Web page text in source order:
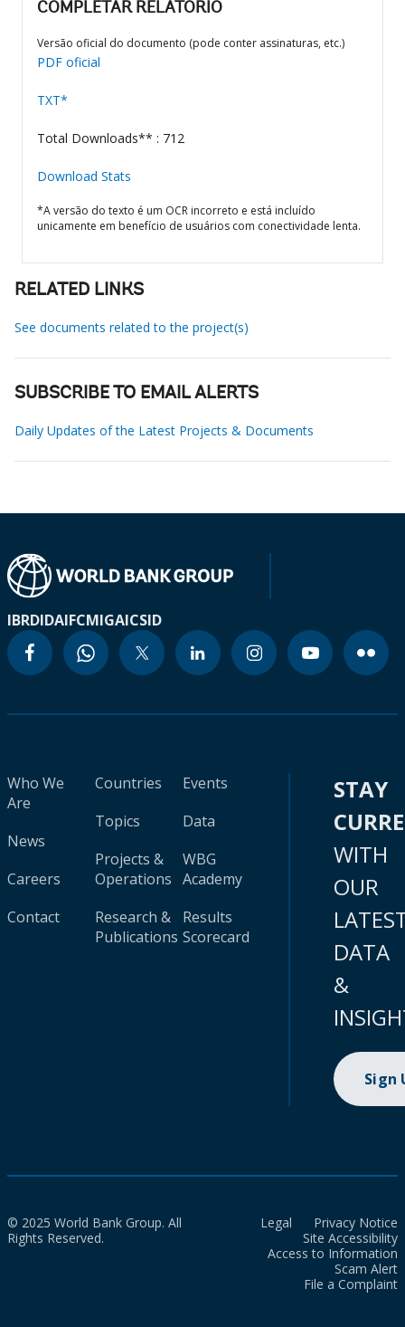
COMPLETAR RELATÓRIO
Versão oficial do documento (pode conter assinaturas, etc.)
PDF oficial
TXT*
Total Downloads** : 712
Download Stats
*A versão do texto é um OCR incorreto e está incluído
unicamente em benefício de usuários com conectividade lenta.
RELATED LINKS
See documents related to the project(s)
SUBSCRIBE TO EMAIL ALERTS
Daily Updates of the Latest Projects & Documents
IBRDIDAIFCMIGAICSID
Who We
Are
News
Careers
Contact
Countries
Topics
Projects &
Operations
Research &
Publications
Events
Data
WBG
Academy
Results
Scorecard
STAY
WITH
OUR
DATA
&
Sign
© 2025 World Bank Group. All
Rights Reserved.
Legal
Privacy Notice
Site Accessibility
Access to Information
Scam Alert
File a Complaint